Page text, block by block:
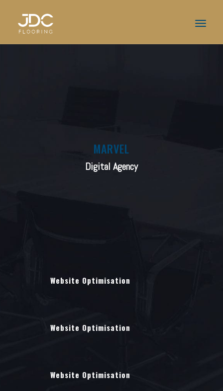
MARVEL
Digital Agency
Website Optimisation
Website Optimisation
Website Optimisation